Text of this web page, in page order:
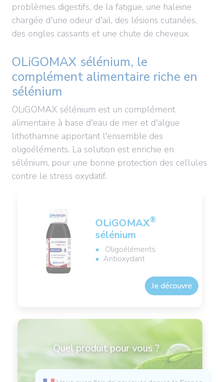
problèmes digestifs, de la fatigue, une haleine
chargée d'une odeur d'ail, des lésions cutanées,
des ongles cassants et une chute de cheveux.
OLiGOMAX sélénium, le
complément alimentaire riche en
sélénium
OLiGOMAX sélénium est un complément
alimentaire à base d'eau de mer et d'algue
lithothamne apportant l'ensemble des
oligoéléments. La solution est enrichie en
sélénium, pour une bonne protection des cellules
contre le stress oxydatif.
OLiGOMAX®
sélénium
Oligoéléments
Antioxydant
Je découvre
Quel produit pour vous ?